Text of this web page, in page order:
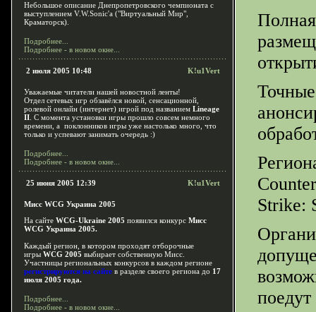
Небольшое описание Днепропетровского чемпионата c
выступлением V.W.Sonic'a ("Виртуальный Мир",
Краматорск).
Подробнее...
Подробнее - в новом окне...
2 июля 2005 10:48 K!u1Vert
Уважаемые читатели нашей новостной ленты!
Отдел сетевых игр обзавёлся новой, сенсационной,
ролевой онлайн (интернет) игрой под названием Lineage
II . С момента установки игры прошло совсем немного
времени, а поклонников игры уже настолько много, что
только и успевают занимать очередь :)
Подробнее...
Подробнее - в новом окне...
25 июня 2005 12:39 K!u1Vert
Мисс WCG Украина 2005
На сайте WCG-Ukraine 2005 появился конкурс Мисс
WCG Украина 2005.
Каждый регион, в котором проходят отборочные
игры WCG 2005 выбирает собственную Мисс.
Участницы региональных конкурсов в каждом регионе
регистрируются на сайте в разделе своего региона до 17
июля 2005 года.
Подробнее...
Подробнее - в новом окне...
Strike: